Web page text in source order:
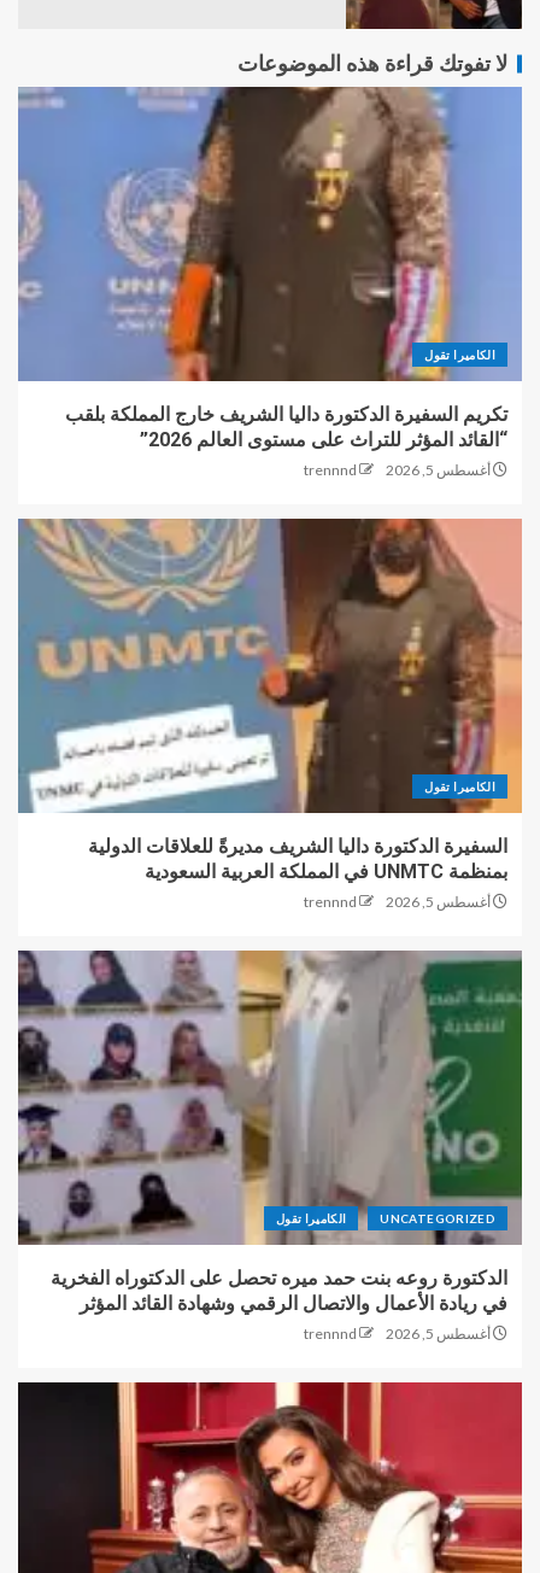
لا تفوتك قراءة هذه الموضوعات
الكاميرا تقول
تكريم السفيرة الدكتورة داليا الشريف خارج المملكة بلقب
“القائد المؤثر للتراث على مستوى العالم 2026”
أغسطس 5, 2026 trennnd
الكاميرا تقول
السفيرة الدكتورة داليا الشريف مديرةً للعلاقات الدولية
بمنظمة UNMTC في المملكة العربية السعودية
أغسطس 5, 2026 trennnd
UNCATEGORIZED الكاميرا تقول
الدكتورة روعه بنت حمد ميره تحصل على الدكتوراه الفخرية
في ريادة الأعمال والاتصال الرقمي وشهادة القائد المؤثر
أغسطس 5, 2026 trennnd